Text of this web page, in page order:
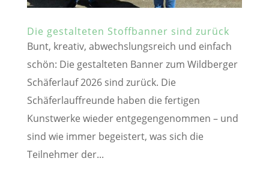
Die gestalteten Stoffbanner sind zurück
Bunt, kreativ, abwechslungsreich und einfach
schön: Die gestalteten Banner zum Wildberger
Schäferlauf 2026 sind zurück. Die
Schäferlauffreunde haben die fertigen
Kunstwerke wieder entgegengenommen – und
sind wie immer begeistert, was sich die
Teilnehmer der...